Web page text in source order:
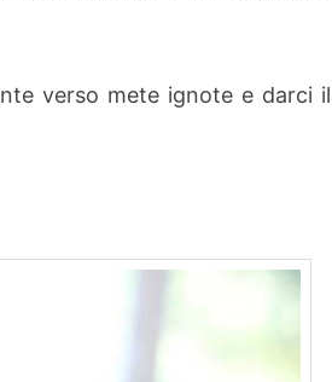
verso mete ignote e darci il